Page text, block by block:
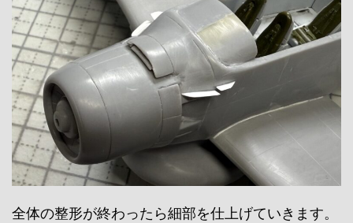
全体の整形が終わったら細部を仕上げていきます。